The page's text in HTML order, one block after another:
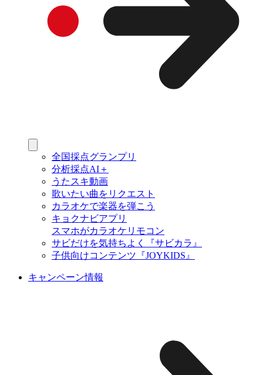
全国採点グランプリ
分析採点AI＋
うたスキ動画
歌いたい曲をリクエスト
カラオケで楽器を弾こう
キョクナビアプリ
スマホがカラオケリモコン
サビだけを気持ちよく『サビカラ』
子供向けコンテンツ『JOYKIDS』
キャンペーン情報